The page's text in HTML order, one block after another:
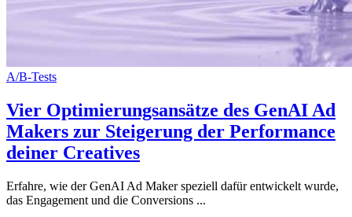
A/B-Tests
Vier Optimierungsansätze des GenAI Ad
Makers zur Steigerung der Performance
deiner Creatives
Erfahre, wie der GenAI Ad Maker speziell dafür entwickelt wurde,
das Engagement und die Conversions ...